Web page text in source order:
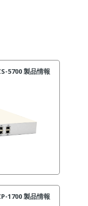
製品情報
製品情報